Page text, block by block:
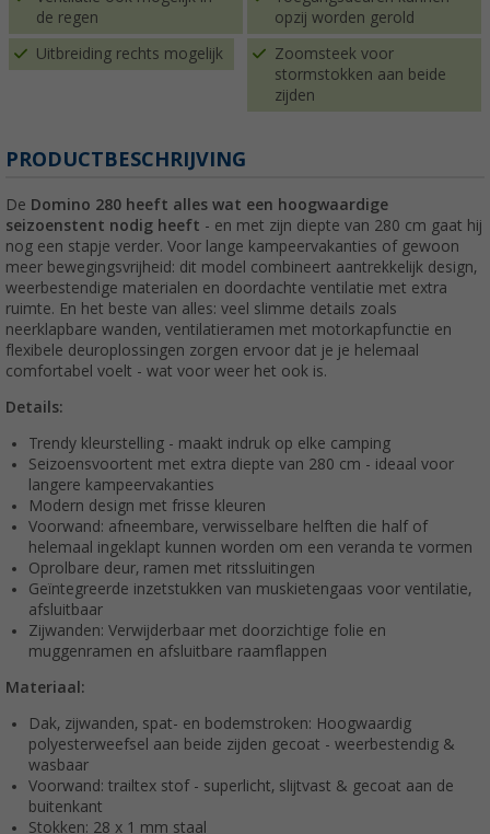
de regen
opzij worden gerold
Uitbreiding rechts mogelijk
Zoomsteek voor
stormstokken aan beide
zijden
PRODUCTBESCHRIJVING
De Domino 280 heeft alles wat een hoogwaardige
seizoenstent nodig heeft - en met zijn diepte van 280 cm gaat hij
nog een stapje verder. Voor lange kampeervakanties of gewoon
meer bewegingsvrijheid: dit model combineert aantrekkelijk design,
weerbestendige materialen en doordachte ventilatie met extra
ruimte. En het beste van alles: veel slimme details zoals
neerklapbare wanden, ventilatieramen met motorkapfunctie en
flexibele deuroplossingen zorgen ervoor dat je je helemaal
comfortabel voelt - wat voor weer het ook is.
Details:
Trendy kleurstelling - maakt indruk op elke camping
Seizoensvoortent met extra diepte van 280 cm - ideaal voor
langere kampeervakanties
Modern design met frisse kleuren
Voorwand: afneembare, verwisselbare helften die half of
helemaal ingeklapt kunnen worden om een veranda te vormen
Oprolbare deur, ramen met ritssluitingen
Geïntegreerde inzetstukken van muskietengaas voor ventilatie,
afsluitbaar
Zijwanden: Verwijderbaar met doorzichtige folie en
muggenramen en afsluitbare raamflappen
Materiaal:
Dak, zijwanden, spat- en bodemstroken: Hoogwaardig
polyesterweefsel aan beide zijden gecoat - weerbestendig &
wasbaar
Voorwand: trailtex stof - superlicht, slijtvast & gecoat aan de
buitenkant
Stokken: 28 x 1 mm staal